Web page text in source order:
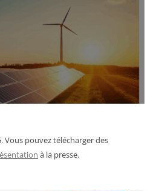
Vous pouvez télécharger des
à la presse.